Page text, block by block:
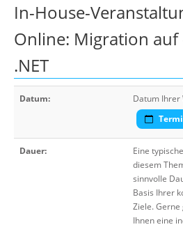
In-House-
Online: Migration
.NET
Datum:
Datum Ihrer
Dauer:
Eine
diesem
sinnvolle
Basis Ihrer
Ziele.
Ihnen eine